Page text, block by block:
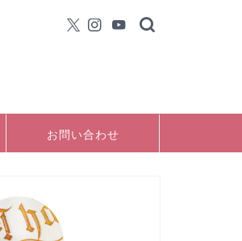
お問い合わせ